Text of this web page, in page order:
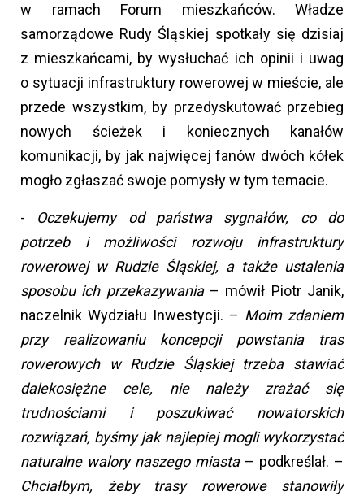
w ramach Forum mieszkańców. Władze
samorządowe Rudy Śląskiej spotkały się dzisiaj
z mieszkańcami, by wysłuchać ich opinii i uwag
o sytuacji infrastruktury rowerowej w mieście, ale
przede wszystkim, by przedyskutować przebieg
nowych ścieżek i koniecznych kanałów
komunikacji, by jak najwięcej fanów dwóch kółek
mogło zgłaszać swoje pomysły w tym temacie.
- Oczekujemy od państwa sygnałów, co do
potrzeb i możliwości rozwoju infrastruktury
rowerowej w Rudzie Śląskiej, a także ustalenia
sposobu ich przekazywania– mówił Piotr Janik,
naczelnik Wydziału Inwestycji. – Moim zdaniem
przy realizowaniu koncepcji powstania tras
rowerowych w Rudzie Śląskiej trzeba stawiać
dalekosiężne cele, nie należy zrażać się
trudnościami i poszukiwać nowatorskich
rozwiązań, byśmy jak najlepiej mogli wykorzystać
naturalne walory naszego miasta– podkreślał. –
Chciałbym, żeby trasy rowerowe stanowiły